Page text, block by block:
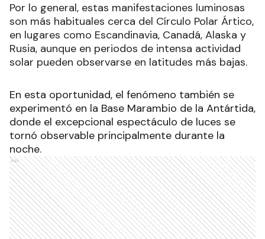
Por lo general, estas manifestaciones luminosas
son más habituales cerca del Círculo Polar Ártico,
en lugares como Escandinavia, Canadá, Alaska y
Rusia, aunque en periodos de intensa actividad
solar pueden observarse en latitudes más bajas.
En esta oportunidad, el fenómeno también se
experimentó en la Base Marambio de la Antártida,
donde el excepcional espectáculo de luces se
tornó observable principalmente durante la
noche.
Ads